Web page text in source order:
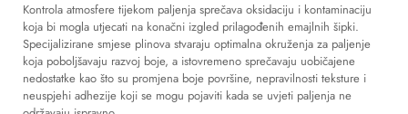
Kontrola atmosfere tijekom paljenja sprečava oksidaciju i kontaminaciju
koja bi mogla utjecati na konačni izgled prilagođenih emajlnih šipki.
Specijalizirane smjese plinova stvaraju optimalna okruženja za paljenje
koja poboljšavaju razvoj boje, a istovremeno sprečavaju uobičajene
nedostatke kao što su promjena boje površine, nepravilnosti teksture i
neuspjehi adhezije koji se mogu pojaviti kada se uvjeti paljenja ne